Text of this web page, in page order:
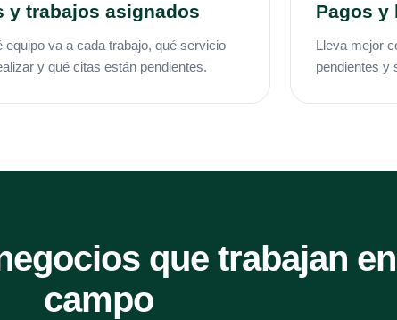
y trabajos asignados
equipo va a cada trabajo, qué servicio
y qué citas están pendientes.
Pagos y
Lleva mejor
pendientes y
que trabajan en
campo